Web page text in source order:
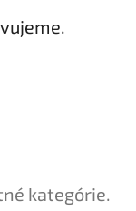
kategórie.